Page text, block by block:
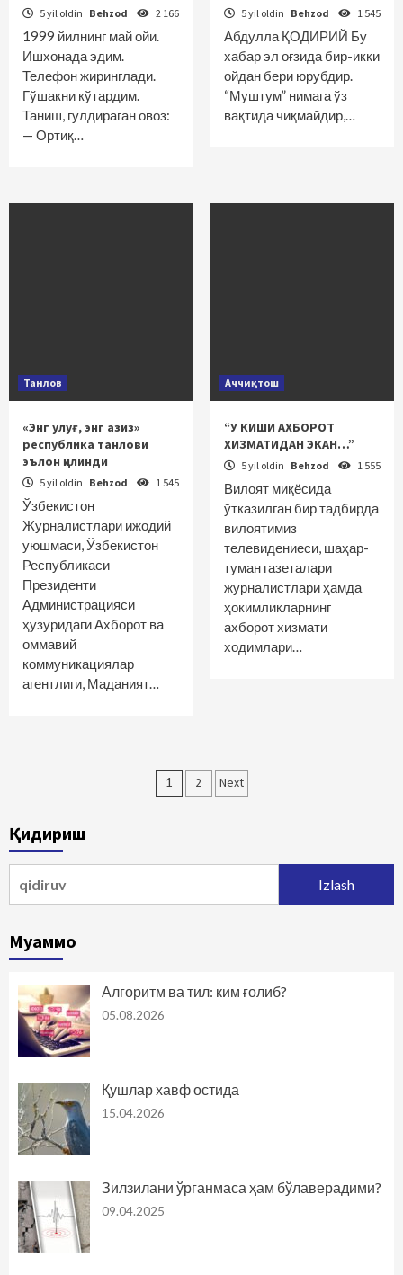
5 yil oldin Behzod 2 166
1999 йилнинг май ойи.
Ишхонада эдим.
Телефон жиринглади.
Гўшакни кўтардим.
Таниш, гулдираган овоз:
— Ортиқ…
5 yil oldin Behzod 1 545
Абдулла ҚОДИРИЙ Бу
хабар эл оғзида бир-икки
ойдан бери юрубдир.
“Муштум” нимага ўз
вақтида чиқмайдир,…
Танлов
«Энг улуғ, энг азиз»
республика танлови
эълон қилинди
5 yil oldin Behzod 1 545
Ўзбекистон
Журналистлари ижодий
уюшмаси, Ўзбекистон
Республикаси
Президенти
Администрацияси
ҳузуридаги Ахборот ва
оммавий
коммуникациялар
агентлиги, Маданият…
Аччиқтош
“У КИШИ АХБОРОТ
ХИЗМАТИДАН ЭКАН…”
5 yil oldin Behzod 1 555
Вилоят миқёсида
ўтказилган бир тадбирда
вилоятимиз
телевидениеси, шаҳар-
туман газеталари
журналистлари ҳамда
ҳокимликларнинг
ахборот хизмати
ходимлари…
Maqolalar
1 2 Next
Қидириш
Муаммо
Алгоритм ва тил: ким ғолиб?
05.08.2026
Қушлар хавф остида
15.04.2026
Зилзилани ўрганмаса ҳам бўлаверадими?
09.04.2025